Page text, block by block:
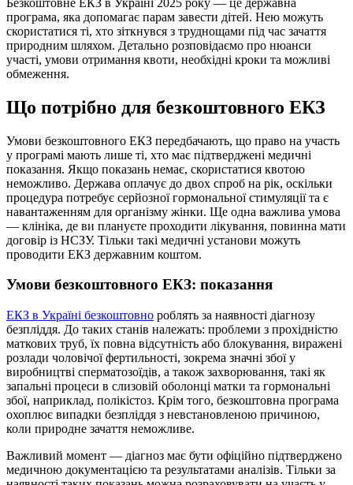
програма, яка допомагає парам завести дітей. Нею можуть
скористатися ті, хто зіткнувся з труднощами під час зачаття
природним шляхом. Детально розповідаємо про нюанси
участі, умови отримання квоти, необхідні кроки та можливі
обмеження.
Що потрібно для безкоштовного ЕКЗ
Умови безкоштовного ЕКЗ передбачають, що право на участь
у програмі мають лише ті, хто має підтверджені медичні
показання. Якщо показань немає, скористатися квотою
неможливо. Держава оплачує до двох спроб на рік, оскільки
процедура потребує серйозної гормональної стимуляції та є
навантаженням для організму жінки. Ще одна важлива умова
— клініка, де ви плануєте проходити лікування, повинна мати
договір із НСЗУ. Тільки такі медичні установи можуть
проводити ЕКЗ державним коштом.
Умови безкоштовного ЕКЗ: показання
ЕКЗ в Україні безкоштовно роблять за наявності діагнозу
безпліддя. До таких станів належать: проблеми з прохідністю
маткових труб, їх повна відсутність або блокування, виражені
розлади чоловічої фертильності, зокрема значні збої у
виробництві сперматозоїдів, а також захворювання, такі як
запальні процеси в слизовій оболонці матки та гормональні
збої, наприклад, полікістоз. Крім того, безкоштовна програма
охоплює випадки безпліддя з невстановленою причиною,
коли природне зачаття неможливе.
Важливий момент — діагноз має бути офіційно підтверджено
медичною документацією та результатами аналізів. Тільки за